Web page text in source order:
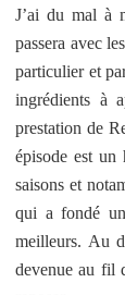
J’ai du mal à
passera avec
particulier et
ingrédients à
prestation de
épisode est un
saisons et
qui a fondé
meilleurs. Au
devenue au fil